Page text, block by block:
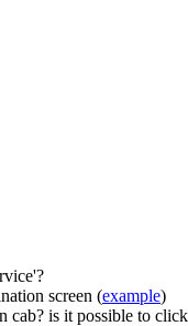
screen (example)
cab? is it possible to